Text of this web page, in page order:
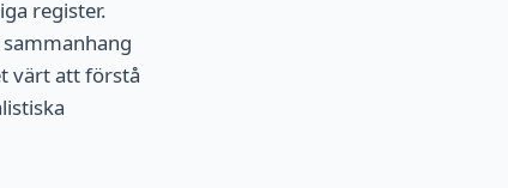
register.
värt att förstå